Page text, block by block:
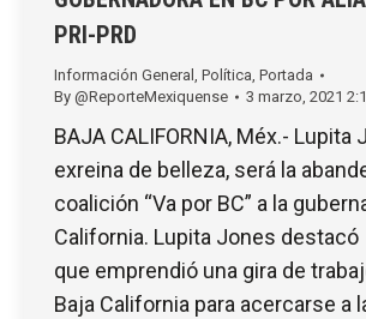
PRI-PRD
Información General , Política, Portada
By @ReporteMexiquense 3 marzo, 2021
BAJA CALIFORNIA, Méx.- Lupita
exreina de belleza, será la
coalición “Va por BC” a la
California. Lupita Jones destacó
que emprendió una gira de
Baja California para acercarse a